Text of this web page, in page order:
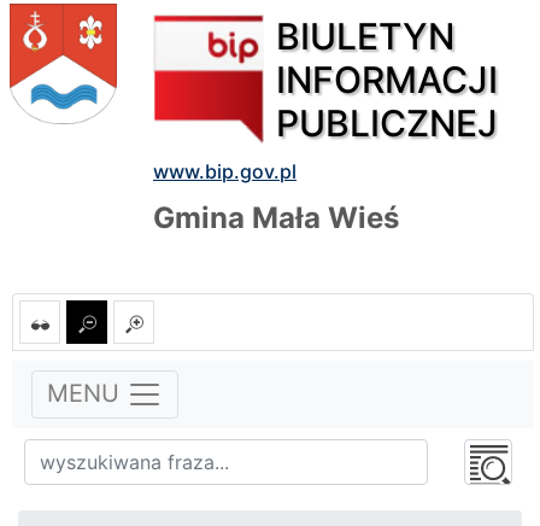
BIULETYN
INFORMACJI
PUBLICZNEJ
www.bip.gov.pl
Gmina Mała Wieś
MENU